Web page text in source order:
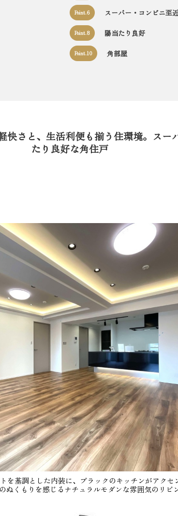
Point.6 スーパー・コンビニ至
Point.8 陽当たり良好
Point.10 角部屋
快さと、生活利便も揃う住環境。ス
たり良好な角住戸
を基調とした内装に、ブラックのキッチンがアクセ
ぬくもりを感じるナチュラルモダンな雰囲気のリビ